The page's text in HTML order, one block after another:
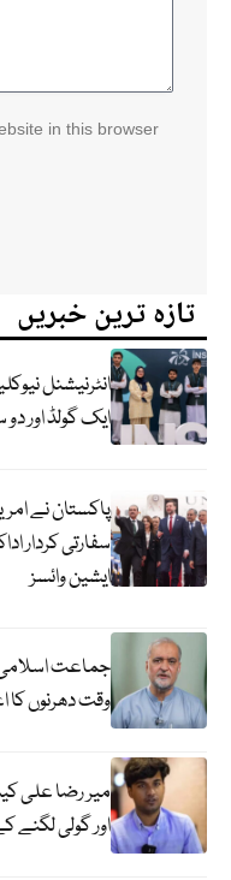
in this browser
تازہ ترین خبریں
ایک گولڈ اور
پاکستان نے
سفارتی کردار
ایشین وائسز
وقت دھرنوں کا
میر رضا علی
اور گولی لگنے